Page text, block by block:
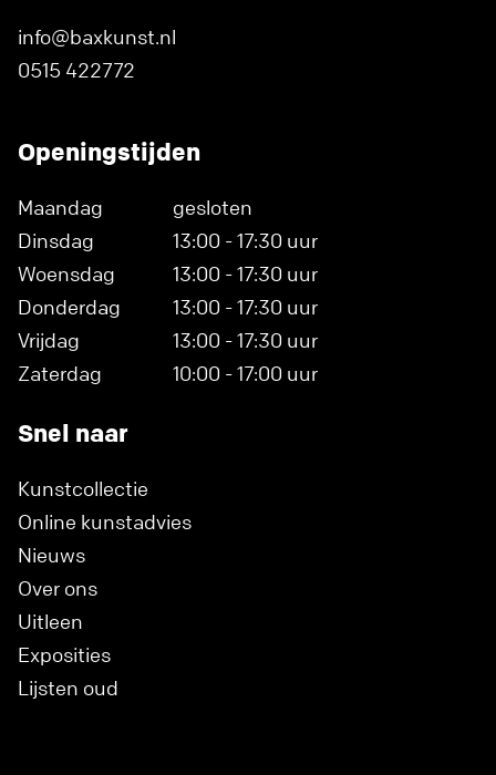
info@baxkunst.nl
0515 422772
Openingstijden
Maandag
gesloten
Dinsdag
13:00 - 17:30 uur
Woensdag
13:00 - 17:30 uur
Donderdag
13:00 - 17:30 uur
Vrijdag
13:00 - 17:30 uur
Zaterdag
10:00 - 17:00 uur
Snel naar
Kunstcollectie
Online kunstadvies
Nieuws
Over ons
Uitleen
Exposities
Lijsten oud